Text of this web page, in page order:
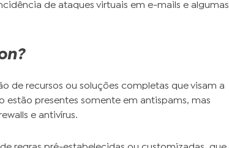
de ataques virtuais em e-mails e algumas
?
de recursos ou soluções completas que visam a
estão presentes somente em antispams, mas
e antivírus.